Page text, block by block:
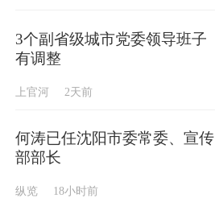
3个副省级城市党委领导班子
有调整
上官河 2天前
何涛已任沈阳市委常委、宣传
部部长
纵览 18小时前